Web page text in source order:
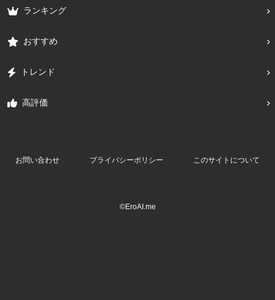
ランキング
おすすめ
トレンド
高評価
お問い合わせ プライバシーポリシー このサイトについて
©EroAI.me